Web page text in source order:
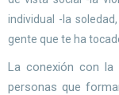
individual -la
gente que te ha
La conexión con
personas que